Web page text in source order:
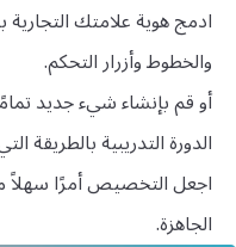
ادمج هوية علامتك التجارية
والخطوط وأزرار التحكم.
أو قم بإنشاء شيء جديد
الدورة التدريبية بالطريقة
اجعل التخصيص أمرًا
الجاهزة.